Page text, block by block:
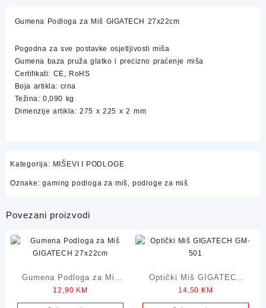
Gumena Podloga za Miš GIGATECH 27x22cm
Pogodna za sve postavke osjetljivosti miša
Gumena baza pruža glatko i precizno praćenje miša
Certifikati: CE, RoHS
Boja artikla: crna
Težina: 0,090 kg
Dimenzije artikla: 275 x 225 x 2 mm
Kategorija: MIŠEVI I PODLOGE
Oznake:gaming podloga za miš, podloge za miš
Povezani proizvodi
Gumena Podloga za Miš
GIGATECH 27x22cm
12,90 KM
Optički Miš GIGATECH
GM-501
14,50 KM